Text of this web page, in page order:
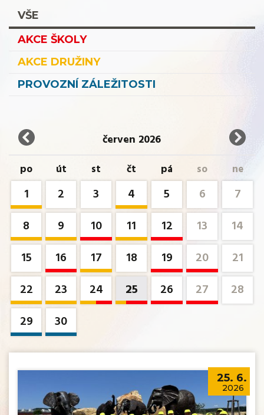
VŠE
AKCE ŠKOLY
AKCE DRUŽINY
PROVOZNÍ ZÁLEŽITOSTI
červen 2026
po út st čt pá so ne
1 2 3 4 5 6
7
8
9 10 11 12 13
14
15
16 17 18 19 20
21
22
23 24 25 26 27
28
29
30
25. 6.
2026